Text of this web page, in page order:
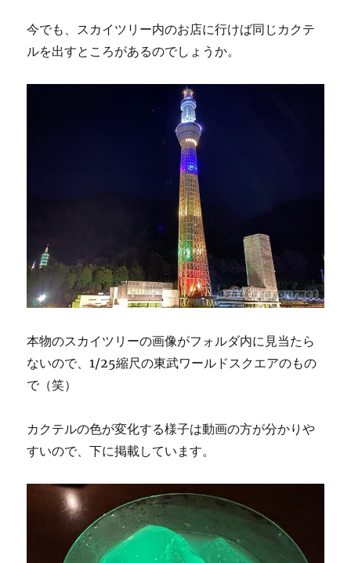
今でも、スカイツリー内のお店に行けば同じカクテ
ルを出すところがあるのでしょうか。
本物のスカイツリーの画像がフォルダ内に見当たら
ないので、1/25縮尺の東武ワールドスクエアのもの
で（笑）
カクテルの色が変化する様子は動画の方が分かりや
すいので、下に掲載しています。